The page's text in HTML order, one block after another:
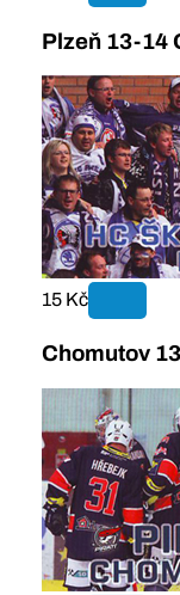
Plzeň 13-14
15 Kč
Chomutov